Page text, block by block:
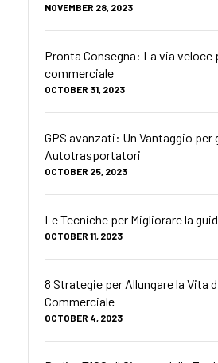
NOVEMBER 28, 2023
Pronta Consegna: La via
commerciale
OCTOBER 31, 2023
GPS avanzati: Un Vantaggio per
Autotrasportatori
OCTOBER 25, 2023
Le Tecniche per Migliorare la
OCTOBER 11, 2023
8 Strategie per Allungare la Vita
Commerciale
OCTOBER 4, 2023